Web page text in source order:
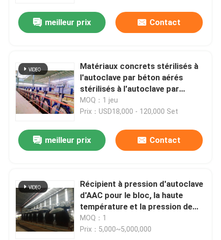
meilleur prix Contact
Matériaux concrets stérilisés à
l'autoclave par béton aérés
stérilisés à l'autoclave par
autoclave d'immeuble de brique
de bloc d'autoclave d'AAC
MOQ：1 jeu
Prix：USD18,000 - 120,000 Set
meilleur prix Contact
Récipient à pression d'autoclave
d'AAC pour le bloc, la haute
température et la pression de
l'usine AAC d'AAC
MOQ：1
Prix：5,000~5,000,000